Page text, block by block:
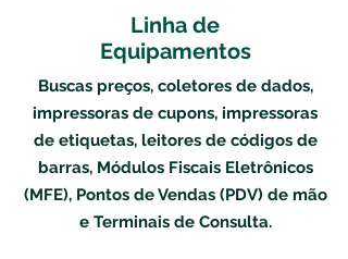
Linha de
Equipamentos
Buscas preços, coletores de dados,
impressoras de cupons, impressoras
de etiquetas, leitores de códigos de
barras, Módulos Fiscais Eletrônicos
(MFE), Pontos de Vendas (PDV) de mão
e Terminais de Consulta.